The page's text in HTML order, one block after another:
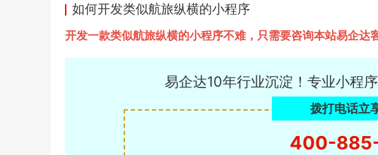
如何开发类似航旅纵横的小程序
开发一款类似航旅纵横的小程序不难，只需要咨询本站易企达
易企达10年行业沉淀！专业小程
拨打电话立
400-